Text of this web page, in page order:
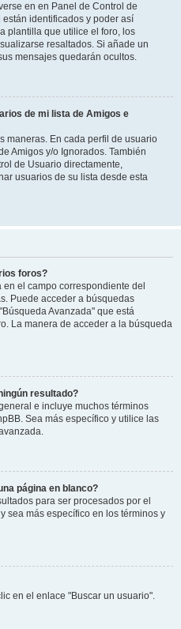
en en Panel de Control de
identificados y poder así
plantilla que utilice el foro, los
resaltados. Si añade un
mensajes quedarán ocultos.
de mi lista de Amigos e
maneras. En cada perfil de usuario
Amigos y/o Ignorados. También
de Usuario directamente,
usuarios de su lista desde esta
foros?
el campo correspondiente del
Puede acceder a búsquedas
Avanzada" que está
La manera de acceder a la búsqueda
resultado?
e incluye muchos términos
Sea más específico y utilice las
página en blanco?
para ser procesados por el
sea más específico en los términos y
en el enlace "Buscar un usuario".